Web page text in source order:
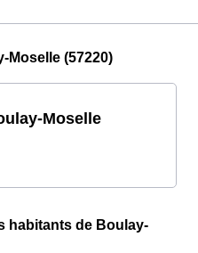
Moselle (57220)
Moselle
habitants de Boulay-